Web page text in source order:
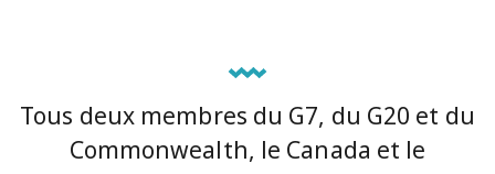
Tous deux membres du G7, du G20 et du
Commonwealth, le Canada et le